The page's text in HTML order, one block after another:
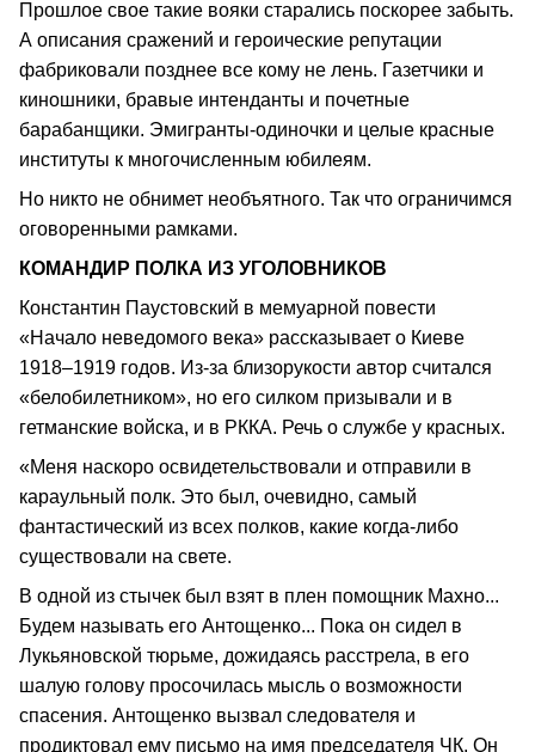
Прошлое свое такие вояки старались поскорее забыть.
А описания сражений и героические репутации
фабриковали позднее все кому не лень. Газетчики и
киношники, бравые интенданты и почетные
барабанщики. Эмигранты-одиночки и целые красные
институты к многочисленным юбилеям.
Но никто не обнимет необъятного. Так что ограничимся
оговоренными рамками.
КОМАНДИР ПОЛКА ИЗ УГОЛОВНИКОВ
Константин Паустовский в мемуарной повести
«Начало неведомого века» рассказывает о Киеве
1918–1919 годов. Из-за близорукости автор считался
«белобилетником», но его силком призывали и в
гетманские войска, и в РККА. Речь о службе у красных.
«Меня наскоро освидетельствовали и отправили в
караульный полк. Это был, очевидно, самый
фантастический из всех полков, какие когда-либо
существовали на свете.
В одной из стычек был взят в плен помощник Махно...
Будем называть его Антощенко... Пока он сидел в
Лукьяновской тюрьме, дожидаясь расстрела, в его
шалую голову просочилась мысль о возможности
спасения. Антощенко вызвал следователя и
продиктовал ему письмо на имя председателя ЧК. Он